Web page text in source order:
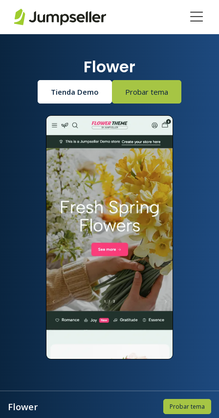
Flower
Tienda Demo Probar tema
Flower Probar tema